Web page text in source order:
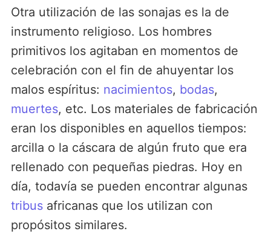
Otra utilización de las sonajas es la de
instrumento religioso. Los hombres
primitivos los agitaban en momentos de
celebración con el fin de ahuyentar los
malos espíritus: nacimientos, bodas,
muertes, etc. Los materiales de fabricación
eran los disponibles en aquellos tiempos:
arcilla o la cáscara de algún fruto que era
rellenado con pequeñas piedras. Hoy en
día, todavía se pueden encontrar algunas
tribusafricanas que los utilizan con
propósitos similares.